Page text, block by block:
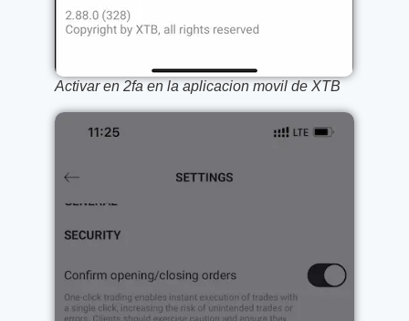
Activar en 2fa en la aplicacion movil de XTB